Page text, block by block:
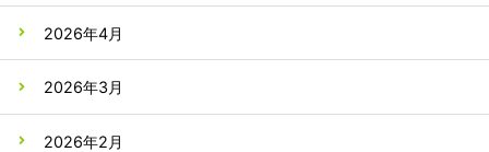
2026年4月
2026年3月
2026年2月